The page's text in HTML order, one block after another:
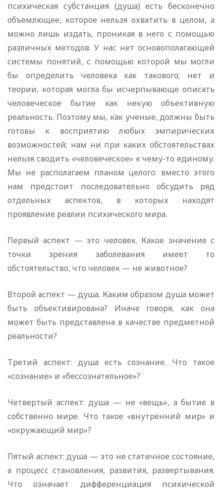
психическая субстанция (душа) есть бесконечно
объемлющее, которое нельзя охватить в целом, а
можно лишь издать, проникая в него с помощью
различных методов. У нас нет основополагающей
системы понятий, с помощью которой мы могли
бы определить человека как такового; нет и
теории, которая могла бы исчерпывающе описать
человеческое бытие как некую объективную
реальность. Поэтому мы, как ученые, должны быть
готовы к восприятию любых эмпирических
возможностей; нам ни при каких обстоятельствах
нельзя сводить «человеческое» к чему-то единому.
Мы не располагаем планом целого: вместо этого
нам предстоит последовательно обсудить ряд
отдельных аспектов, в которых находят
проявление реалии психического мира.
Первый аспект — это человек. Какое значение с
точки зрения заболевания имеет то
обстоятельство, что человек — не животное?
Второй аспект — душа. Каким образом душа может
быть объективирована? Иначе говоря, как она
может быть представлена в качестве предметной
реальности?
Третий аспект: душа есть сознание. Что такое
«сознание» и «бессознательное»?
Четвертый аспект: душа — не «вещь», а бытие в
собственно мире. Что такое «внутренний мир» и
«окружающий мир»?
Пятый аспект: душа — это не статичное состояние,
а процесс становления, развития, развертывания.
Что означает дифференциация психической